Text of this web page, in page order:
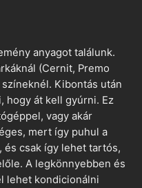
anyagot találunk.
(Cernit, Premo
Kibontás után
hogy át kell gyúrni. Ez
vagy akár
mert így puhul a
és csak így lehet tartós,
A legkönnyebben és
lehet kondicionálni